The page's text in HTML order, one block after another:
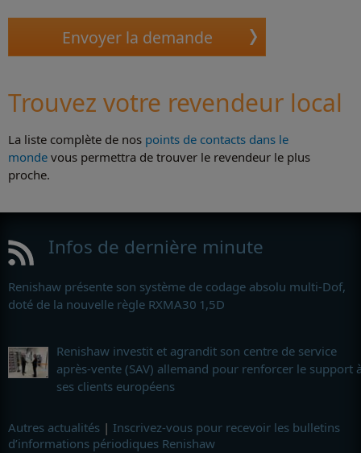
Trouvez votre revendeur local
La liste complète de nos points de contacts dans le
monde vous permettra de trouver le revendeur le plus
proche.
Infos de dernière minute
Renishaw présente son système de codage absolu multi-Dof,
doté de la nouvelle règle RXMA30 1,5D
Renishaw investit et agrandit son centre de service
après-vente (SAV) allemand pour renforcer le support
ses clients européens
Autres actualités | Inscrivez-vous pour recevoir les bulletins
d’informations périodiques Renishaw